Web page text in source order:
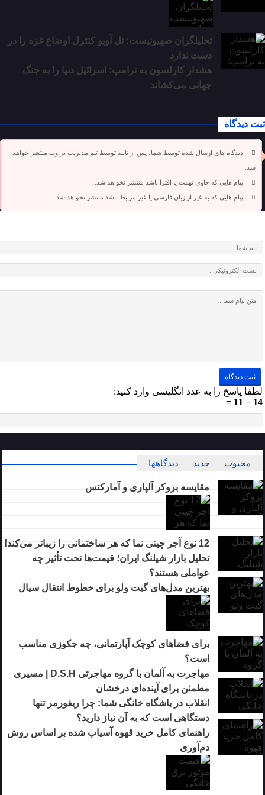
تحلیلگران صهیونیست: تل آویو کنترل اوضاع غزه را در
دست ندارد
هشدار کارلسون به ترامپ: اسرائیل دنیا را به جنگ
جهانی می‌کشاند
ثبت دیدگاه
دیدگاه های ارسال شده توسط شما، پس از تایید توسط تیم مدیریت در وب منتشر خواهد
شد.
پیام هایی که حاوی تهمت یا افترا باشد منتشر نخواهد شد.
پیام هایی که به غیر از زبان فارسی یا غیر مرتبط باشد منتشر نخواهد شد.
لطفا پاسخ را به عدد انگلیسی وارد کنید:
14 − 11 =
محبوب جدید دیدگاهها
مقایسه بروکر آلپاری و آمارکتس
12 نوع آجر چینی نما که هر ساختمانی را زیباتر می‌کند!
تحلیل بازار شیلنگ ایران؛ قیمت‌ها تحت تأثیر چه
عواملی هستند؟
بهترین مدل‌های گیت ولو برای خطوط انتقال سیال
برای فضاهای کوچک آپارتمانی، چه جکوزی مناسب
است؟
مهاجرت به آلمان با گروه مهاجرتی D.S.H | مسیری
مطمئن برای آینده‌ای درخشان
انقلاب در باشگاه خانگی شما: چرا ریفورمر تنها
دستگاهی است که به آن نیاز دارید؟
راهنمای کامل خرید قهوه آسیاب شده بر اساس روش
دم‌آوری